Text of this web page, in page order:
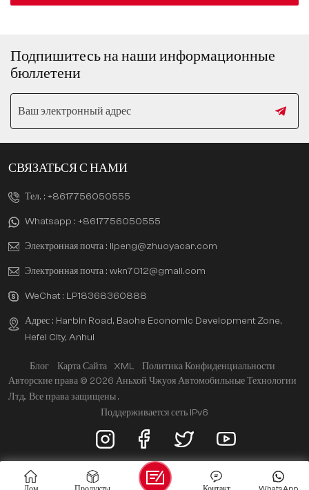
Подпишитесь на наши информационные
бюллетени
СВЯЗАТЬСЯ С НАМИ
Тел. : +8617756050555
Whatsapp : +8617756050555
Электронная почта : lipeng@zhuoyacar.com
Электронная почта : wkn7012@gmail.com
WeChat : LP18368360888
Адрес : Harbin Road, Baohe Economic Development Zone,
Hefei City, Anhui
Блог Карта Сайта XML
Политика Конфиденциальности
Авторские права © 2026 Аньхой Чжуоя Автомобильные Технологии
Лтд.. Все права защищены .
Поддерживается сеть IPv6